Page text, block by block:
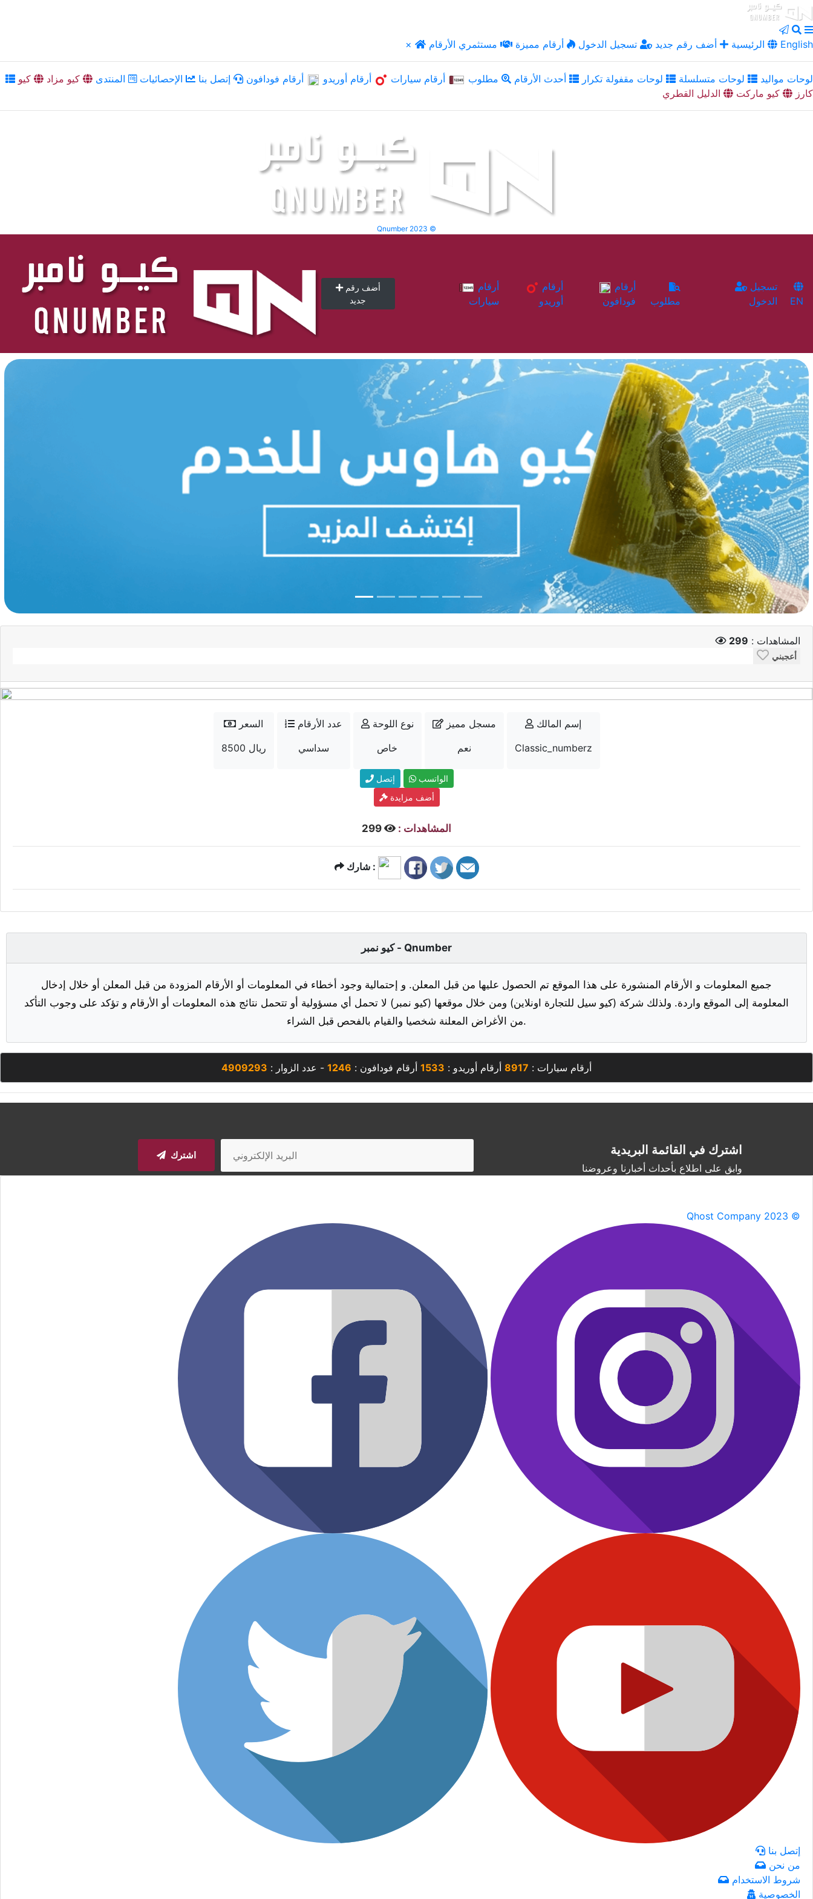
× الرئيسية أضف رقم جديد تسجيل الدخول أرقام مميزة مستثمري الأرقام English
لوحات مواليد لوحات متسلسلة لوحات مقفولة تكرار أحدث الأرقام مطلوب أرقام سيارات أرقام أوريدو أرقام فودافون إتصل بنا الإحصائيات المنتدى كيو مزاد
كيو
كارز
كيو ماركت الدليل القطري
Qnumber 2023 ©
أضف رقم
جديد
سيارات
أوريدو
فودافون
مطلوب
الدخول
EN
المشاهدات : 299
أعجبني
السعر
8500 ريال
عدد الأرقام
سداسي
نوع اللوحة
خاص
مسجل مميز
نعم
إسم المالك
Classic_numberz
إتصل
الواتسب
أضف مزايدة
المشاهدات :
شارك :
كيو نمبر - Qnumber
جميع المعلومات و الأرقام المنشورة على هذا الموقع تم الحصول عليها من قبل المعلن. و إحتمالية وجود أخطاء في المعلومات أو الأرقام المزودة من قبل المعلن أو خلال إدخال
المعلومة إلى الموقع واردة. ولذلك شركة (كيو سيل للتجارة اونلاين) ومن خلال موقعها (كيو نمبر) لا تحمل أي مسؤولية أو تتحمل نتائج هذه المعلومات أو الأرقام و تؤكد على وجوب التأكد
من الأغراض المعلنة شخصيا والقيام بالفحص قبل الشراء.
أرقام سيارات : 8917 أرقام أوريدو : 1533 أرقام فودافون : 1246 - عدد الزوار : 4909293
اشترك في القائمة البريدية
وابق على اطلاع بأحداث أخبارنا وعروضنا
اشترك
Qhost Company 2023 ©
إتصل بنا
من نحن
شروط الاستخدام
الخصوصية